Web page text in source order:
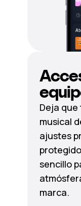
Deja
musical
ajustes
sencillo
marca.